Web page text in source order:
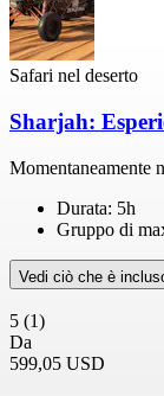
Safari nel deserto
Sharjah:
Momentaneamente
Durata: 5h
Gruppo di
Vedi ciò che è
5 (1)
Da
599,05 USD